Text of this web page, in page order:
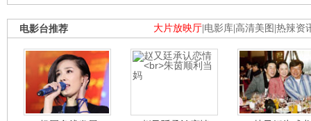
大片放映厅 电影库 高清美图 热辣资
电影台推荐